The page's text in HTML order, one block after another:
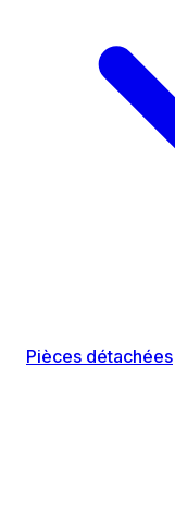
Pièces détachées